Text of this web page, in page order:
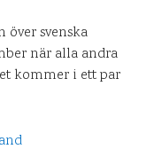
över svenska
när alla andra
kommer i ett par